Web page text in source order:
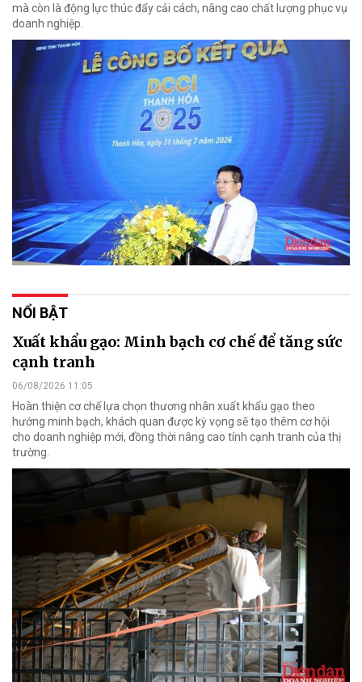
mà còn là động lực thúc đẩy cải cách, nâng cao chất lượng phục vụ
doanh nghiệp.
NỔI BẬT
Xuất khẩu gạo: Minh bạch cơ chế để tăng sức
cạnh tranh
06/08/2026 11:05
Hoàn thiện cơ chế lựa chọn thương nhân xuất khẩu gạo theo
hướng minh bạch, khách quan được kỳ vọng sẽ tạo thêm cơ hội
cho doanh nghiệp mới, đồng thời nâng cao tính cạnh tranh của thị
trường.